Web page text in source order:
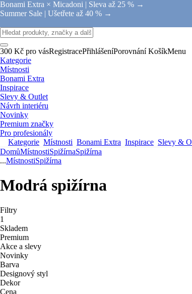
Bonami Extra × Micadoni | Sleva až 25 % →
Summer Sale | Ušetřete až 40 % →
300 Kč pro vásRegistracePřihlášeníPorovnání KošíkMenu
Kategorie
Místnosti
Bonami Extra
Inspirace
Slevy & Outlet
Návrh interiéru
Novinky
Premium značky
Pro profesionály
Kategorie Místnosti Bonami Extra Inspirace Slevy &
DomůMístnostiSpižírnaSpižírna
...MístnostiSpižírna
Modrá spižírna
Filtry
1
Skladem
Premium
Akce a slevy
Novinky
Barva
Designový styl
Dekor
Cena